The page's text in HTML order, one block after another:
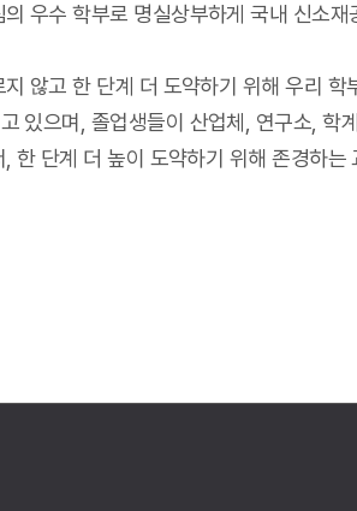
우수 학부로 명실상부하게 국내 신소
않고 한 단계 더 도약하기 위해 우리
있으며, 졸업생들이 산업체, 연구소, 학
한 단계 더 높이 도약하기 위해 존경하